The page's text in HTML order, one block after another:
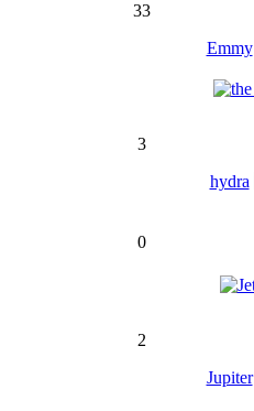
33
Emmy
3
hydra
0
2
Jupiter